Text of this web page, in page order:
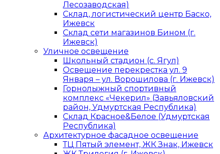
Лесозаводская)
Склад, логистический центр Баско,
Ижевск
Склад сети магазинов Бином (г.
Ижевск)
Уличное освещение
Школьный стадион (с. Ягул)
Освещение перекрестка ул. 9
Января – ул. Ворошилова (г. Ижевск)
Горнолыжный спортивный
комплекс «Чекерил» (Завьяловский
район, Удмуртская Республика)
Склад Красное&Белое (Удмуртская
Республика)
Архитектурное фасадное освещение
ТЦ Пятый элемент, ЖК Знак, Ижевск